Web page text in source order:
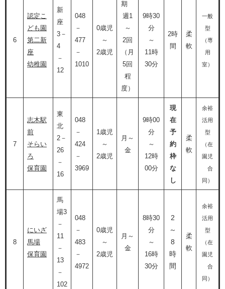
6
認定こ
ども園
第二新
座
幼稚園
新
座
3－
4
－
12
048
－
477
－
1010
0歳児
～
2歳児
期
週1
～
2回
（月
5回
程
度）​
9時30
分
～
11時
30分
2時
間
柔
軟
一般
型
（専
用
室）
7
志木駅
前
そらい
ろ
保育園
東
北
2－
26
－
16
048
－
424
－
3969
1歳児
～
2歳児
月～
金
9時00
分
～
12時
00分
現
在
予
約
枠
な
し
柔
軟
余裕
活用
型
（在
園児
合
同）
8
にいざ
馬場
保育園
馬
場3
－
11
－
13
－
102
048
－
483
－
4972
0歳児
～
2歳児
月～
金
8時30
分
～
16時
30分
2
～
8
時
間​
柔
軟
余裕
活用
型
（在
園児
合
同）